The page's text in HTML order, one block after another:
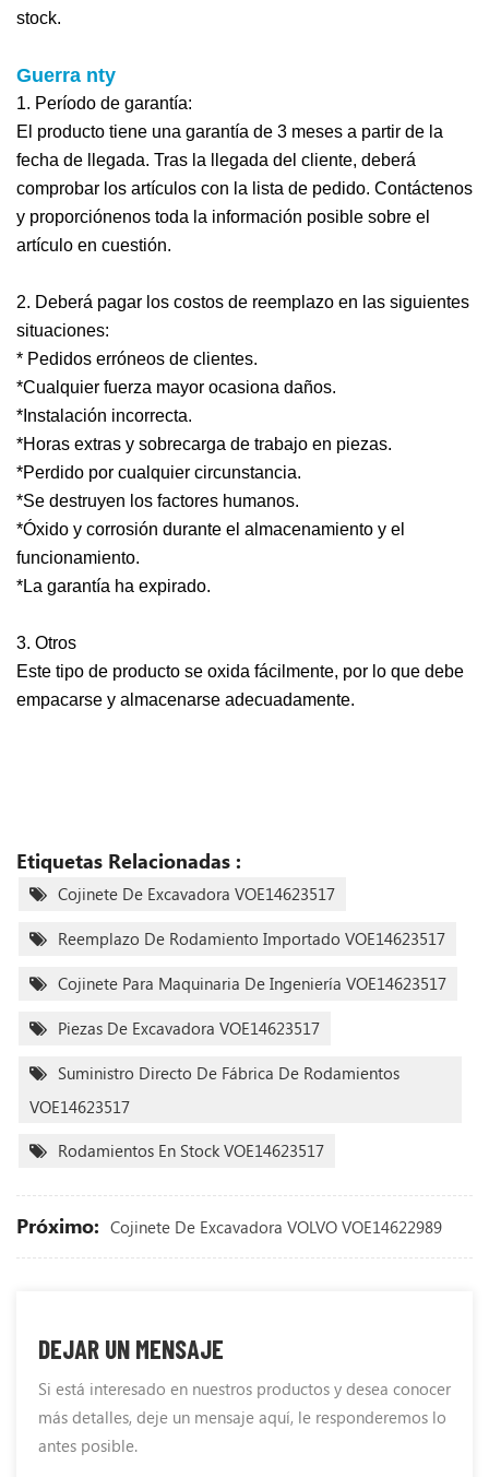
stock.
Guerra nty
1. Período de garantía:
El producto tiene una garantía de 3 meses a partir de la
fecha de llegada. Tras la llegada del cliente, deberá
comprobar los artículos con la lista de pedido. Contáctenos
y proporciónenos toda la información posible sobre el
artículo en cuestión.
2. Deberá pagar los costos de reemplazo en las siguientes
situaciones:
* Pedidos erróneos de clientes.
*Cualquier fuerza mayor ocasiona daños.
*Instalación incorrecta.
*Horas extras y sobrecarga de trabajo en piezas.
*Perdido por cualquier circunstancia.
*Se destruyen los factores humanos.
*Óxido y corrosión durante el almacenamiento y el
funcionamiento.
*La garantía ha expirado.
3. Otros
Este tipo de producto se oxida fácilmente, por lo que debe
empacarse y almacenarse adecuadamente.
Etiquetas Relacionadas :
Cojinete De Excavadora VOE14623517
Reemplazo De Rodamiento Importado VOE14623517
Cojinete Para Maquinaria De Ingeniería VOE14623517
Piezas De Excavadora VOE14623517
Suministro Directo De Fábrica De Rodamientos
VOE14623517
Rodamientos En Stock VOE14623517
Próximo: Cojinete De Excavadora VOLVO VOE14622989
DEJAR UN MENSAJE
Si está interesado en nuestros productos y desea conocer
más detalles, deje un mensaje aquí, le responderemos lo
antes posible.